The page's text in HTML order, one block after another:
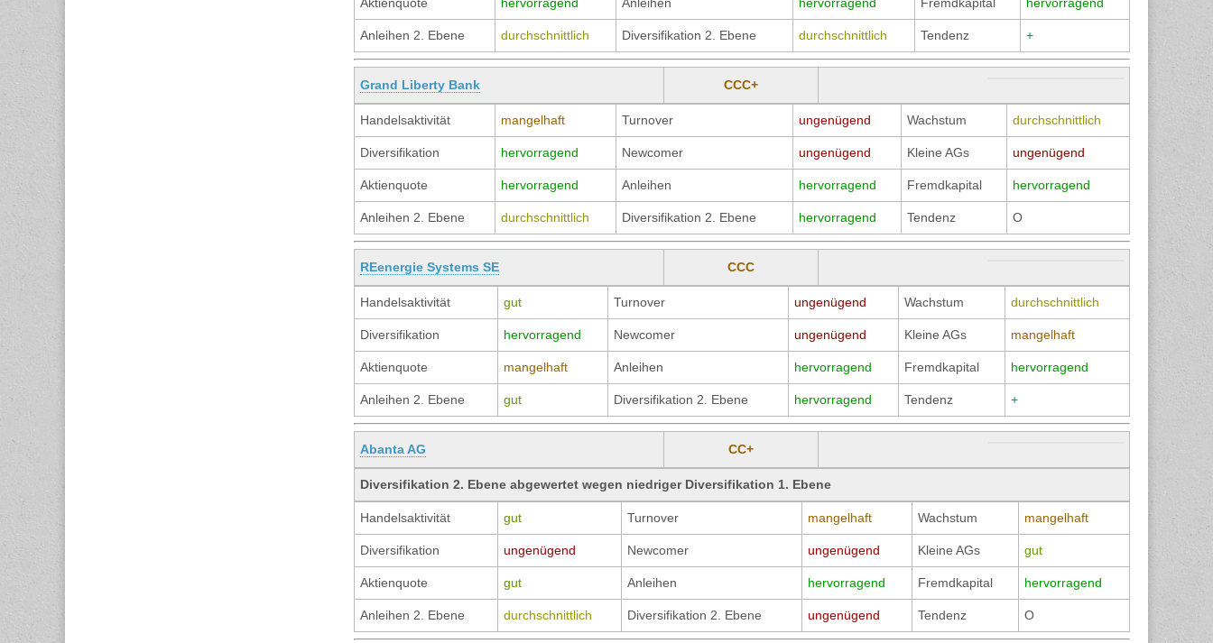
Anleihen 2. Ebene durchschnittlich Diversifikation 2. Ebene durchschnittlich Tendenz +
Grand Liberty Bank CCC+
Handelsaktivität mangelhaft Turnover ungenügend Wachstum durchschnittlich
Diversifikation hervorragend Newcomer ungenügend Kleine AGs ungenügend
Aktienquote hervorragend Anleihen hervorragend Fremdkapital hervorragend
Anleihen 2. Ebene durchschnittlich Diversifikation 2. Ebene hervorragend Tendenz O
REenergie Systems SE CCC
Handelsaktivität gut Turnover ungenügend Wachstum durchschnittlich
Diversifikation hervorragend Newcomer ungenügend Kleine AGs mangelhaft
Aktienquote mangelhaft Anleihen hervorragend Fremdkapital hervorragend
Anleihen 2. Ebene gut Diversifikation 2. Ebene hervorragend Tendenz +
Abanta AG CC+
Diversifikation 2. Ebene abgewertet wegen niedriger Diversifikation 1. Ebene
Handelsaktivität gut Turnover mangelhaft Wachstum mangelhaft
Diversifikation ungenügend Newcomer ungenügend Kleine AGs gut
Aktienquote gut Anleihen hervorragend Fremdkapital hervorragend
Anleihen 2. Ebene durchschnittlich Diversifikation 2. Ebene ungenügend Tendenz O